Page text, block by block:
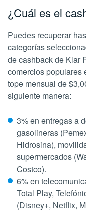
¿Cuál es el
Puedes recuperar
categorías
de cashback de Klar
comercios populares
tope mensual de
siguiente manera:
3% en entregas a
gasolineras
Hidrosina),
supermercados
Costco).
6% en
Total Play,
(Disney+, Netflix,